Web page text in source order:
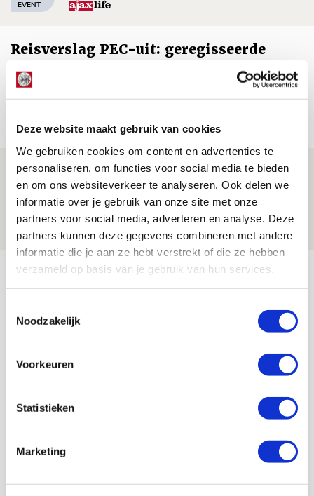
Deze website maakt gebruik van cookies
We gebruiken cookies om content en advertenties te
personaliseren, om functies voor social media te bieden
en om ons websiteverkeer te analyseren. Ook delen we
informatie over je gebruik van onze site met onze
partners voor social media, adverteren en analyse. Deze
partners kunnen deze gegevens combineren met andere
informatie die je aan ze hebt verstrekt of die ze hebben
verzameld op basis van je gebruik van hun services.
Noodzakelijk
Voorkeuren
Statistieken
Marketing
EVENT
Reisverslag PEC-uit: geregisseerde
operatie onderweg naar
‘voetbaltempel’
BLOG
Brandt heeft veel vertrouwen in Ajax
dat steeds beter wordt
Bekijk meer
AGENDA
Selectiedag ballenjongens/-meiden
SEP